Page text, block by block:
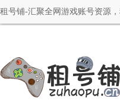
租号铺-汇聚全网游戏账号资源